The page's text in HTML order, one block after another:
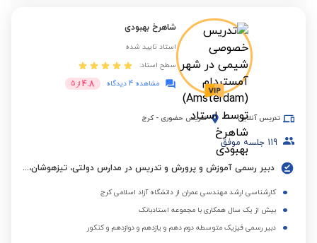
شاهرخ بهبودی
استاد تایید شده
سطح استاد:
مشاهده 4 دیدگاه
4.8 از 5
تدریس آنلاین تدریس حضوری - کرج
119 جلسه موفق
دبیر رسمی آموزش و پرورش و تدریس در مدارس دولتی، تیزهوشان، شهید سلطانی و سلام البرز
کارشناسی ارشد مهندسی عمران از دانشگاه آزاد اسلامی کرج
بیش از یک سال همکاری با مجموعه استادبانک
دبیر رسمی فیزیک متوسطه دوم دهم و یازدهم و دوازدهم و کنکور